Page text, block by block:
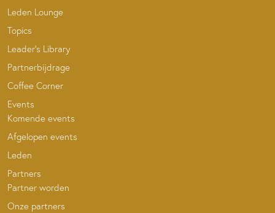
Leden Lounge
Topics
Leader’s Library
Partnerbijdrage
Coffee Corner
Events
Komende events
Afgelopen events
Leden
Partners
Partner worden
Onze partners